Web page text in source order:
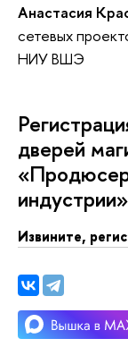
Анастасия
сетевых
НИУ ВШЭ
дверей
Извините,